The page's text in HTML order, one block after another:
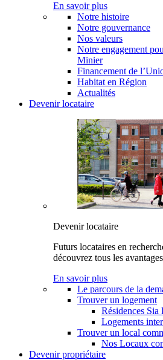
En savoir plus
Notre histoire
Notre gouvernance
Nos valeurs
Notre engagement
Minier
Financement de
Habitat en Région
Actualités
Devenir locataire
Devenir locataire
Futurs locataires en
découvrez tous les
En savoir plus
Le parcours de la
Trouver un logement
Résidences Sia
Logements
Trouver un local
Nos Locaux
Devenir propriétaire